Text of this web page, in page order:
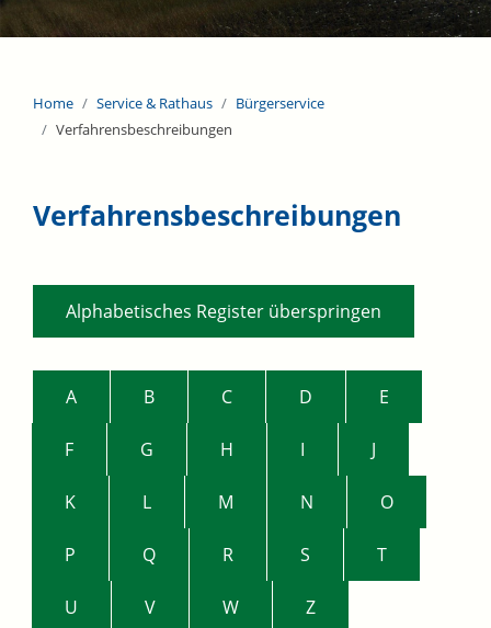
Home Service & Rathaus
Bürgerservice
Verfahrensbeschreibungen
Verfahrensbeschreibungen
Alphabetisches Register überspringen
A B C D E
F G H I J
K L M N O
P Q R S T
U V W Z